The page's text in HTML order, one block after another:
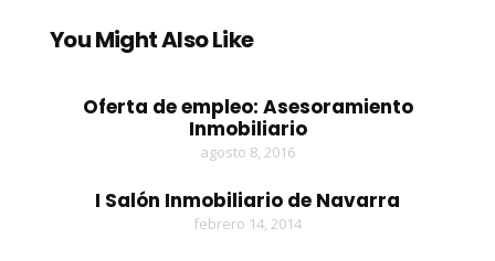
You Might Also Like
Oferta de empleo: Asesoramiento
Inmobiliario
agosto 8, 2016
I Salón Inmobiliario de Navarra
febrero 14, 2014